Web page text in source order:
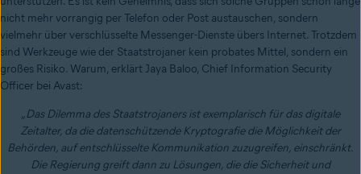
nicht mehr vorrangig per Telefon oder Post austauschen, sondern
vielmehr über verschlüsselte Messenger-Dienste übers Internet. Trotzdem
sind Werkzeuge wie der Staatstrojaner kein probates Mittel, sondern ein
großes Risiko. Warum, erklärt Jaya Baloo, Chief Information Security
Officer bei Avast:
„Das Dilemma des Staatstrojaners ist exemplarisch für das digitale
Zeitalter, da die datenschützende Kryptografie die Möglichkeit der
Behörden, auf entschlüsselte Kommunikation zuzugreifen, einschränkt.
Die Regierung greift dann zu Lösungen, die die Sicherheit und